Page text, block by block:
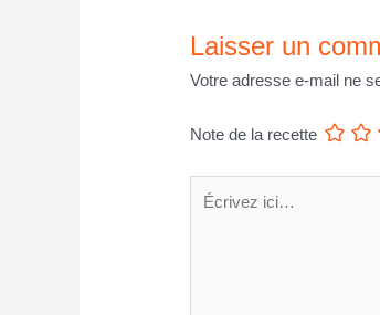
Laisser un
Votre adresse e-mail ne
Note de la recette
ici…